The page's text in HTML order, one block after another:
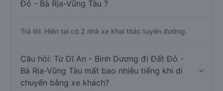
Đỏ - Bà Rịa-Vũng Tàu ?
Trả lời: Hiện tại có 2 nhà xe khai thác tuyến đường.
Câu hỏi: Từ Dĩ An - Bình Dương đi Đất Đỏ -
Bà Rịa-Vũng Tàu mất bao nhiêu tiếng khi di
chuyển bằng xe khách?